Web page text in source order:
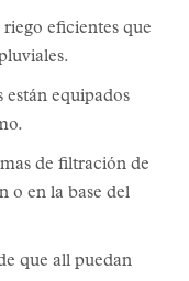
eficientes que
equipados
de filtración de
o en la base del
que all puedan